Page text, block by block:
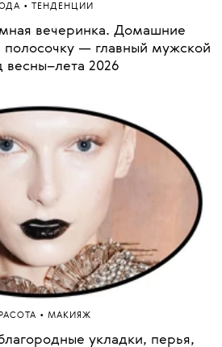
• ТЕНДЕНЦИИ
вечеринка. Домашние
— главный мужской
весны–лета 2026
• МАКИЯЖ
укладки, перья,